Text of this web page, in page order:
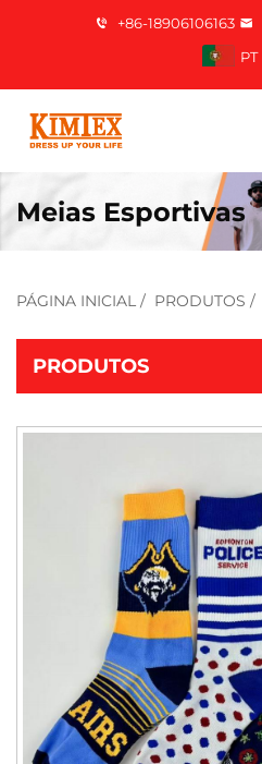
+86-18906106163
PT
Meias Esportivas
PÁGINA INICIAL / PRODUTOS /
PRODUTOS